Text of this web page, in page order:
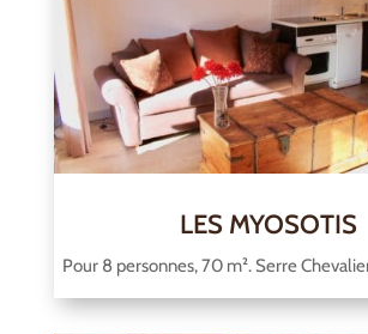
LES MYOSOTIS
Pour 8 personnes, 70 m². Serre